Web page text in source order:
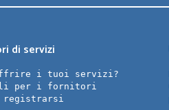
di servizi
i tuoi servizi?
per i fornitori
registrarsi